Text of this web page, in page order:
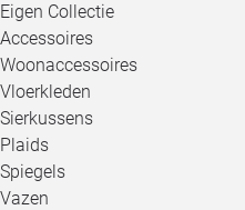
Eigen Collectie
Accessoires
Woonaccessoires
Vloerkleden
Sierkussens
Plaids
Spiegels
Vazen